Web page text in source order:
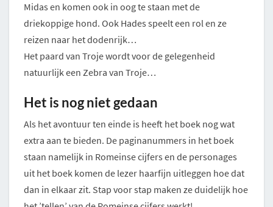
Midas en komen ook in oog te staan met de
driekoppige hond. Ook Hades speelt een rol en ze
reizen naar het dodenrijk…
Het paard van Troje wordt voor de gelegenheid
natuurlijk een Zebra van Troje…
Het is nog niet gedaan
Als het avontuur ten einde is heeft het boek nog wat
extra aan te bieden. De paginanummers in het boek
staan namelijk in Romeinse cijfers en de personages
uit het boek komen de lezer haarfijn uitleggen hoe dat
dan in elkaar zit. Stap voor stap maken ze duidelijk hoe